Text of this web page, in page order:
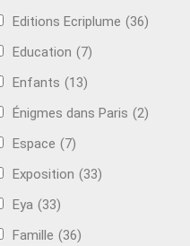
Editions Ecriplume (36)
Education (7)
Enfants (13)
Énigmes dans Paris (2)
Espace (7)
Exposition (33)
Eya (33)
Famille (36)